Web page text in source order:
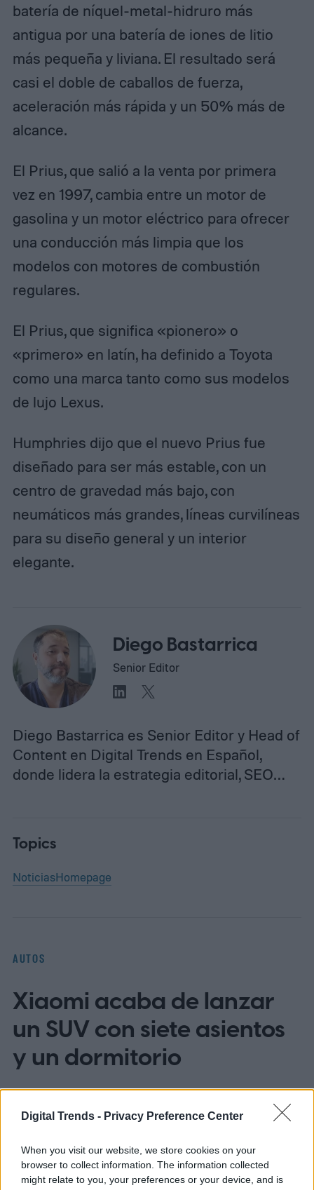
Digital Trends - Privacy Preference Center
When you visit our website, we store cookies on your
browser to collect information. The information collected
might relate to you, your preferences or your device, and is
batería de níquel-metal-hidruro más
antigua por una batería de iones de litio
más pequeña y liviana. El resultado será
casi el doble de caballos de fuerza,
aceleración más rápida y un 50% más de
alcance.
El Prius, que salió a la venta por primera
vez en 1997, cambia entre un motor de
gasolina y un motor eléctrico para ofrecer
una conducción más limpia que los
modelos con motores de combustión
regulares.
El Prius, que significa «pionero» o
«primero» en latín, ha definido a Toyota
como una marca tanto como sus modelos
de lujo Lexus.
Humphries dijo que el nuevo Prius fue
diseñado para ser más estable, con un
centro de gravedad más bajo, con
neumáticos más grandes, líneas curvilíneas
para su diseño general y un interior
elegante.
Diego Bastarrica
Senior Editor
Diego Bastarrica es Senior Editor y Head of
Content en Digital Trends en Español,
donde lidera la estrategia editorial, SEO…
Topics
NoticiasHomepage
AUTOS
Xiaomi acaba de lanzar
un SUV con siete asientos
y un dormitorio